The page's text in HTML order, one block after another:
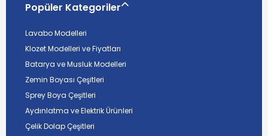
Popüler Kategoriler
Lavabo Modelleri
Klozet Modelleri ve Fiyatları
Batarya ve Musluk Modelleri
Zemin Boyası Çeşitleri
Sprey Boya Çeşitleri
Aydınlatma ve Elektrik Ürünleri
Çelik Dolap Çeşitleri